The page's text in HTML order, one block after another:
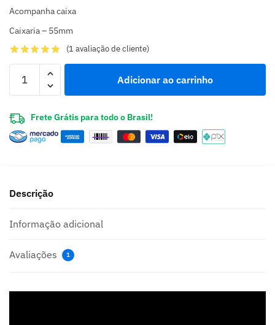
Acompanha caixa
Caixaria – 55mm
(1 avaliação de cliente)
Adicionar ao carrinho
Frete Grátis para todo o Brasil!
Descrição
Informação adicional
Avaliações 1